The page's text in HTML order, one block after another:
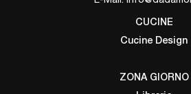
CUCINE
Cucine Design
ZONA GIORNO